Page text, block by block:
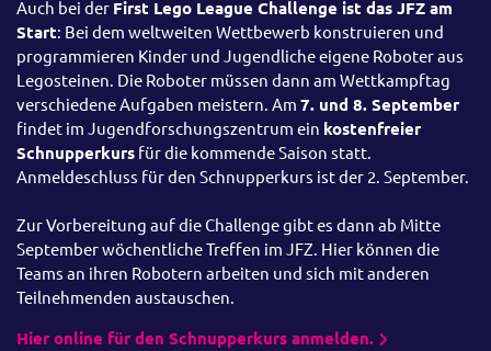
Auch bei der First Lego League Challenge ist das JFZ am
Start: Bei dem weltweiten Wettbewerb konstruieren und
programmieren Kinder und Jugendliche eigene Roboter aus
Legosteinen. Die Roboter müssen dann am Wettkampftag
verschiedene Aufgaben meistern. Am 7. und 8. September
findet im Jugendforschungszentrum ein kostenfreier
Schnupperkurs für die kommende Saison statt.
Anmeldeschluss für den Schnupperkurs ist der 2. September.
Zur Vorbereitung auf die Challenge gibt es dann ab Mitte
September wöchentliche Treffen im JFZ. Hier können die
Teams an ihren Robotern arbeiten und sich mit anderen
Teilnehmenden austauschen.
Hier online für den Schnupperkurs anmelden.